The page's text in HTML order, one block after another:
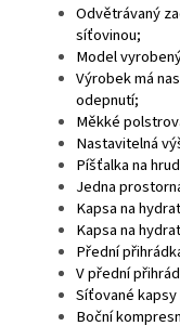
Odvětrávaný
síťovinou;
Model
Výrobek má
odepnutí;
Měkké
Nastavitelná
Píšťalka na
Jedna
Kapsa na
Kapsa na
Přední
V přední
Síťované kapsy
Boční